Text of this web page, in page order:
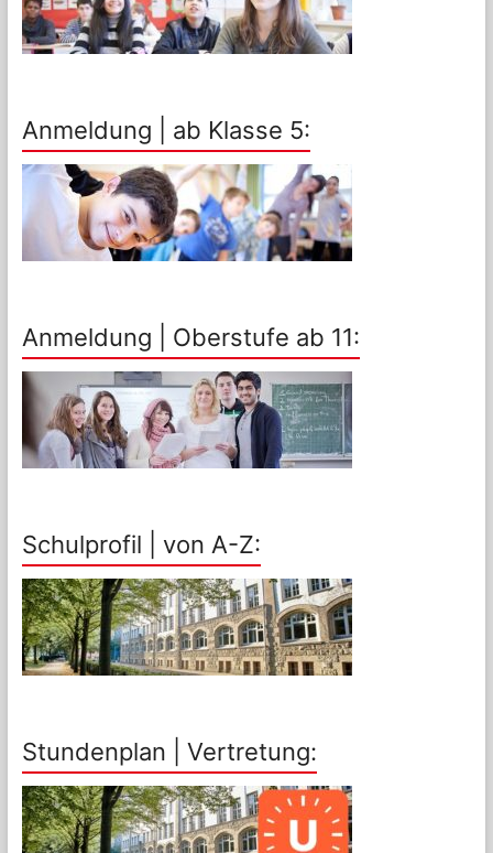
Anmeldung | ab Klasse 5:
Anmeldung | Oberstufe ab 11:
Schulprofil | von A-Z:
Stundenplan | Vertretung: